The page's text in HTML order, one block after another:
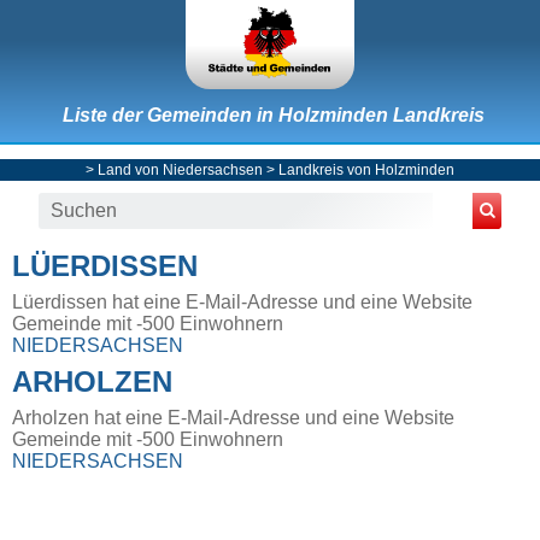
Liste der Gemeinden in Holzminden Landkreis
> Land von Niedersachsen > Landkreis von Holzminden
LÜERDISSEN
Lüerdissen hat eine E-Mail-Adresse und eine Website
Gemeinde mit -500 Einwohnern
NIEDERSACHSEN
ARHOLZEN
Arholzen hat eine E-Mail-Adresse und eine Website
Gemeinde mit -500 Einwohnern
NIEDERSACHSEN